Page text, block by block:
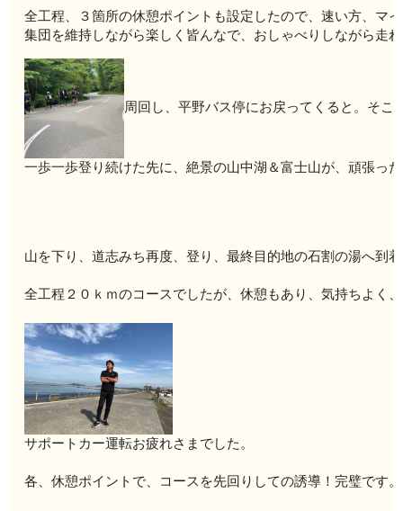
全工程、３箇所の休憩ポイントも設定したので、速い方、マ
集団を維持しながら楽しく皆んなで、おしゃべりしながら走
周回し、平野バス停にお戻ってくると。そ
一歩一歩登り続けた先に、絶景の山中湖＆富士山が、頑張っ
山を下り、道志みち再度、登り、最終目的地の石割の湯へ到
全工程２０ｋｍのコースでしたが、休憩もあり、気持ちよく
サポートカー運転お疲れさまでした。
各、休憩ポイントで、コースを先回りしての誘導！完璧です。